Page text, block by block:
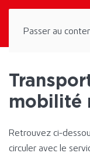
Passer au
mobilité
Retrouvez ci-
circuler avec le
Panneau de gestion